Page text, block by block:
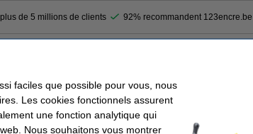
de 5 millions de clients 92% recommandent 123encre.be
pour les étiqueuses Brother. Le ruban TC-103 est
et résiste aux conditions extrêmes, à la lumière du soleil, à
Largeur de ruban:
12 mm
faciles que possible pour vous, nous
Les cookies fonctionnels assurent
une fonction analytique qui
Nous souhaitons vous montrer